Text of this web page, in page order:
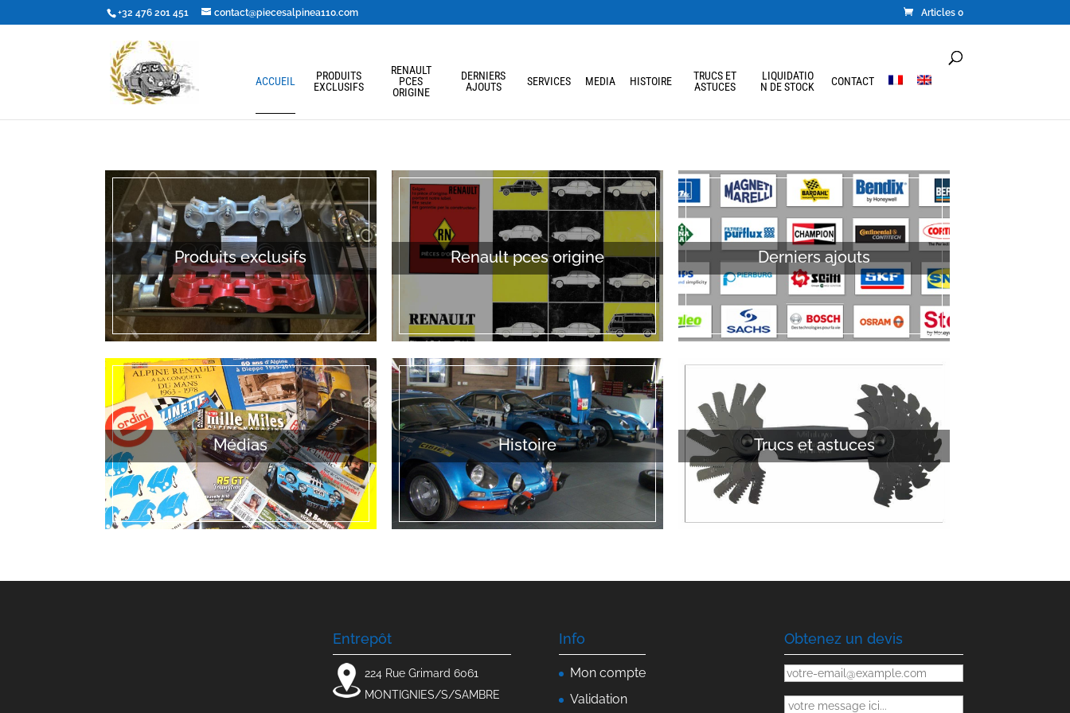
+32 476 201 451 contact@piecesalpinea110.com Articles 0
ACCUEIL
PRODUITS
EXCLUSIFS
RENAULT
PCES
ORIGINE
DERNIERS
AJOUTS
SERVICES MEDIA HISTOIRE
TRUCS ET
ASTUCES
LIQUIDATIO
N DE STOCK
CONTACT
Produits exclusifs Renault pces origine Derniers ajouts
Médias Histoire Trucs et astuces
Entrepôt
224 Rue Grimard 6061
MONTIGNIES/S/SAMBRE
Info
Mon compte
Validation
Obtenez un devis